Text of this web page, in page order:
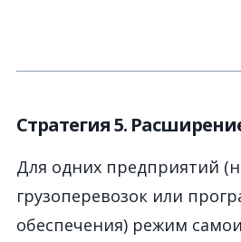
Стратегия 5.
Для одних предприятий
грузоперевозок или
обеспечения) режим